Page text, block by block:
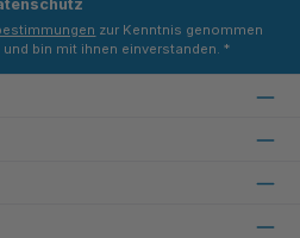
zur Kenntnis genommen
und bin mit ihnen einverstanden. *